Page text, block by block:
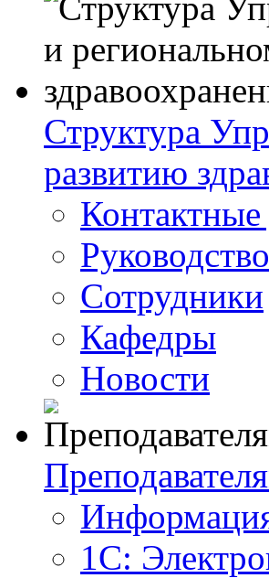
Структура
развитию
Руководство
Сотрудники
Кафедры
Новости
1С: